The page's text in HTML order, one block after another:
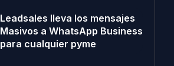
Leadsales lleva los mensajes
Masivos a WhatsApp Business
para cualquier pyme